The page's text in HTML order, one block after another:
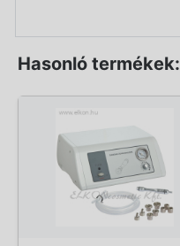
Hasonló termékek: